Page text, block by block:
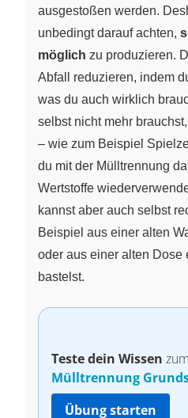
ausgestoßen werden.
unbedingt darauf achten,
möglich zu produzieren.
Abfall reduzieren, indem
was du auch wirklich
selbst nicht mehr
– wie zum Beispiel
du mit der Mülltrennung
Wertstoffe
kannst aber auch selbst
Beispiel aus einer alten
oder aus einer alten Dose
bastelst.
Teste dein Wissen
Mülltrennung
Übung starten